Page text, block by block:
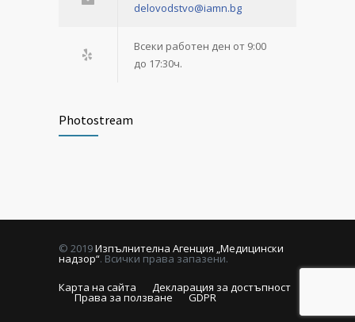
delovodstvo@iamn.bg
Всеки работен ден от 9:00
до 17:30ч.
Photostream
© 2019Изпълнителна Агенция „Медицински
надзор“. Всички права запазени.
Карта на сайта
Декларация за достъпност
Права за ползване GDPR